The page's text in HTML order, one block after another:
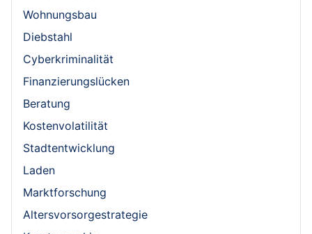
Wohnungsbau
Diebstahl
Cyberkriminalität
Finanzierungslücken
Beratung
Kostenvolatilität
Stadtentwicklung
Laden
Marktforschung
Altersvorsorgestrategie